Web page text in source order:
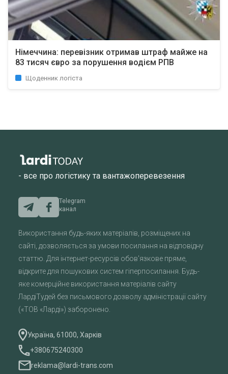
Німеччина: перевізник отримав штраф майже на
83 тисяч євро за порушення водієм РПВ
Щоденник логіста
- все про логістику та вантажоперевезення
Telegram
канал
Використання будь-яких матеріалів, розміщених на
сайті, дозволяється за умови посилання на відповідну
статтю. Для інтернет-ресурсів обов'язкове пряме,
відкрите для пошукових систем гіперпосилання. Будь-
яке комерційне використання матеріалів сайту
ЛардіТудей без письмового дозволу адміністрації сайту
(«ТОВ «Ларді») заборонено.
Україна, 61000, Харків
+380675240300
reklama@lardi-trans.com